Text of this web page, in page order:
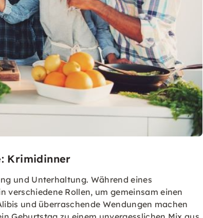
Krimidinner
und Unterhaltung. Während eines
verschiedene Rollen, um gemeinsam einen
und überraschende Wendungen machen